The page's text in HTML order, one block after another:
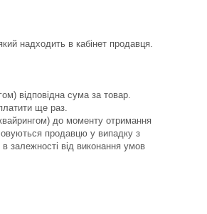
надходить в кабінет продавця.
відповідна сума за товар.
ще раз.
до моменту отримання
продавцю у випадку з
залежності від виконання умов